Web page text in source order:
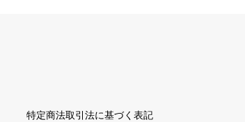
特定商法取引法に基づく表記